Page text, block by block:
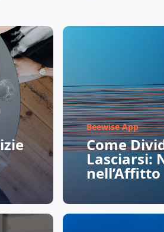
Beewise App
Come
Lasciarsi:
nell’Affitto